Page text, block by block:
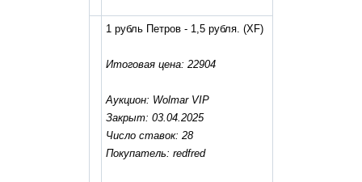
1 рубль Петров - 1,5 рубля. (XF)
Итоговая цена: 22904
Аукцион: Wolmar VIP
Закрыт: 03.04.2025
Число ставок: 28
Покупатель: redfred